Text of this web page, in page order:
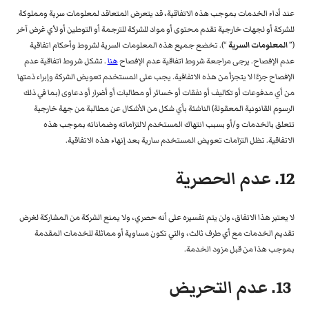
عند أداء الخدمات بموجب هذه الاتفاقية، قد يتعرض المتعاقد لمعلومات سرية ومملوكة
للشركة أو لجهات خارجية تقدم محتوى أو مواد للشركة للترجمة أو التوطين أو لأي غرض آخر
(”المعلومات السرية“). تخضع جميع هذه المعلومات السرية لشروط وأحكام اتفاقية
عدم الإفصاح. يرجى مراجعة شروط اتفاقية عدم الإفصاحهنا. تشكل شروط اتفاقية عدم
الإفصاح جزءًا لا يتجزأ من هذه الاتفاقية. يجب على المستخدم تعويض الشركة وإبراء ذمتها
من أي مدفوعات أو تكاليف أو نفقات أو خسائر أو مطالبات أو أضرار أو دعاوى (بما في ذلك
الرسوم القانونية المعقولة) الناشئة بأي شكل من الأشكال عن مطالبة من جهة خارجية
تتعلق بالخدمات و/أو بسبب انتهاك المستخدم لالتزاماته وضماناته بموجب هذه
الاتفاقية. تظل التزامات تعويض المستخدم سارية بعد إنهاء هذه الاتفاقية.
12. عدم الحصرية
لا يعتبر هذا الاتفاق، ولن يتم تفسيره على أنه حصري، ولا يمنع الشركة من المشاركة لغرض
تقديم الخدمات مع أي طرف ثالث، والتي تكون مساوية أو مماثلة للخدمات المقدمة
بموجب هذا من قبل مزود الخدمة.
13. عدم التحريض